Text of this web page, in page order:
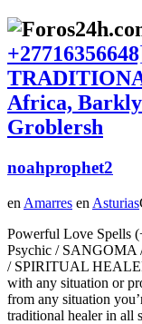
Africa,
Groblersh
noahprophet2
en Amarres en Asturias
Powerful Love Spells
Psychic / SANGOMA
/ SPIRITUAL
with any situation or
from any situation
traditional healer in all